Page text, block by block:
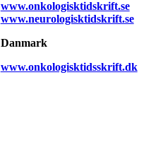
www.onkologisktidskrift.se
www.neurologisktidskrift.se
Danmark
www.onkologisktidsskrift.dk